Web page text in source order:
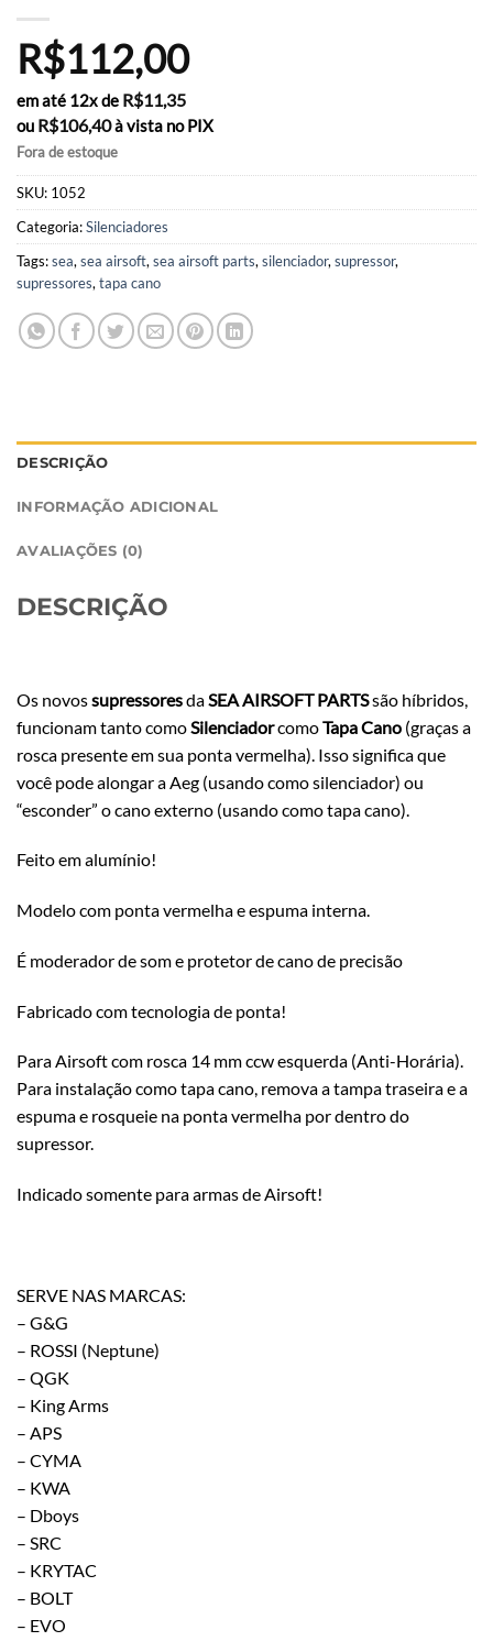
R$112,00
em até 12x de R$11,35
ou R$106,40à vista no PIX
Fora de estoque
SKU: 1052
Categoria:Silenciadores
Tags:sea, sea airsoft, sea airsoft parts, silenciador, supressor,
supressores, tapa cano
DESCRIÇÃO
INFORMAÇÃO ADICIONAL
AVALIAÇÕES (0)
DESCRIÇÃO
Os novossupressoresdaSEA AIRSOFT PARTSsão híbridos,
funcionam tanto comoSilenciadorcomoTapa Cano (graças a
rosca presente em sua ponta vermelha). Isso significa que
você pode alongar a Aeg (usando como silenciador) ou
“esconder” o cano externo (usando como tapa cano).
Feito em alumínio!
Modelo com ponta vermelha e espuma interna.
É moderador de som e protetor de cano de precisão
Fabricado com tecnologia de ponta!
Para Airsoft com rosca 14 mm ccw esquerda (Anti-Horária).
Para instalação como tapa cano, remova a tampa traseira e a
espuma e rosqueie na ponta vermelha por dentro do
supressor.
Indicado somente para armas de Airsoft!
SERVE NAS MARCAS:
– G&G
– ROSSI (Neptune)
– QGK
– King Arms
– APS
– CYMA
– KWA
– Dboys
– SRC
– KRYTAC
– BOLT
– EVO